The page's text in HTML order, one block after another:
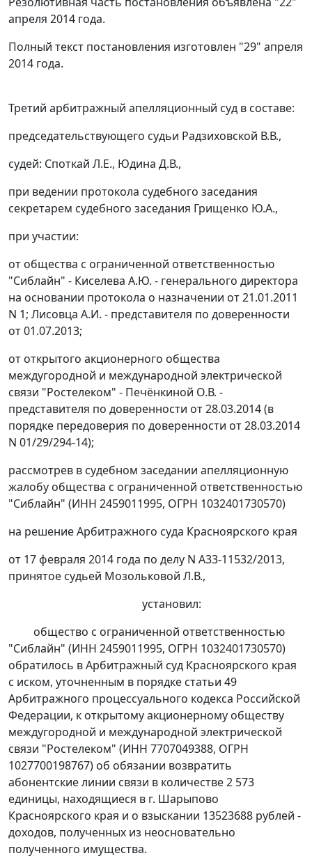
апреля 2014 года.
Полный текст постановления изготовлен "29" апреля
2014 года.
Третий арбитражный апелляционный суд в составе:
председательствующего судьи Радзиховской В.В.,
судей: Споткай Л.Е., Юдина Д.В.,
при ведении протокола судебного заседания
секретарем судебного заседания Грищенко Ю.А.,
при участии:
от общества с ограниченной ответственностью
"Сиблайн" - Киселева А.Ю. - генерального директора
на основании протокола о назначении от 21.01.2011
N 1; Лисовца А.И. - представителя по доверенности
от 01.07.2013;
от открытого акционерного общества
междугородной и международной электрической
связи "Ростелеком" - Печёнкиной О.В. -
представителя по доверенности от 28.03.2014 (в
порядке передоверия по доверенности от 28.03.2014
N 01/29/294-14);
рассмотрев в судебном заседании апелляционную
жалобу общества с ограниченной ответственностью
"Сиблайн" (ИНН 2459011995, ОГРН 1032401730570)
на решение Арбитражного суда Красноярского края
от 17 февраля 2014 года по делу N А33-11532/2013,
принятое судьей Мозольковой Л.В.,
установил:
общество с ограниченной ответственностью
"Сиблайн" (ИНН 2459011995, ОГРН 1032401730570)
обратилось в Арбитражный суд Красноярского края
с иском, уточненным в порядке статьи 49
Арбитражного процессуального кодекса Российской
Федерации, к открытому акционерному обществу
междугородной и международной электрической
связи "Ростелеком" (ИНН 7707049388, ОГРН
1027700198767) об обязании возвратить
абонентские линии связи в количестве 2 573
единицы, находящиеся в г. Шарыпово
Красноярского края и о взыскании 13523688 рублей -
доходов, полученных из неосновательно
полученного имущества.